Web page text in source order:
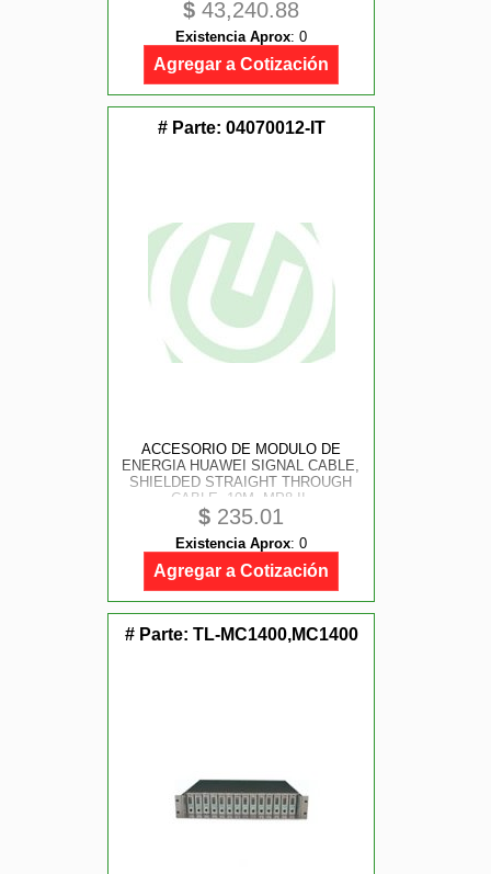
$ 43,240.88
Existencia Aprox: 0
Agregar a Cotización
# Parte: 04070012-IT
ACCESORIO DE MODULO DE
ENERGIA HUAWEI SIGNAL CABLE,
SHIELDED STRAIGHT THROUGH
CABLE, 10M, MP8-II,
CC4P0.5GY(S), MP8-II, FTP
$ 235.01
Existencia Aprox: 0
Agregar a Cotización
# Parte: TL-MC1400,MC1400